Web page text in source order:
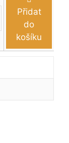
21
35
cm
Stříbrný
luxusní
sportovní
35
Přidat
do
košíku